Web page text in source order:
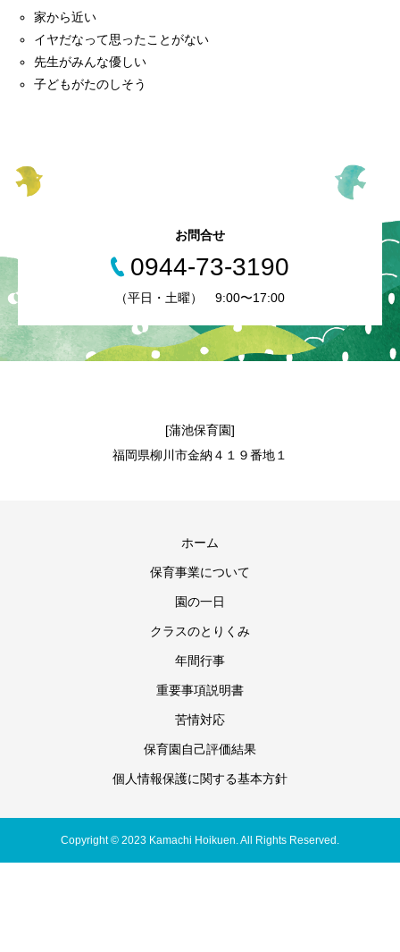
家から近い
イヤだなって思ったことがない
先生がみんな優しい
子どもがたのしそう
お問合せ
0944-73-3190
（平日・土曜） 9:00〜17:00
[蒲池保育園]
福岡県柳川市金納４１９番地１
ホーム
保育事業について
園の一日
クラスのとりくみ
年間行事
重要事項説明書
苦情対応
保育園自己評価結果
個人情報保護に関する基本方針
Copyright © 2023 Kamachi Hoikuen. All Rights Reserved.